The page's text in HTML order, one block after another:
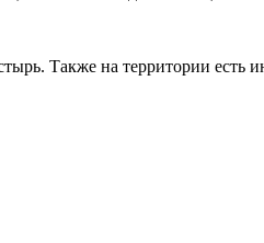
Также на территории есть